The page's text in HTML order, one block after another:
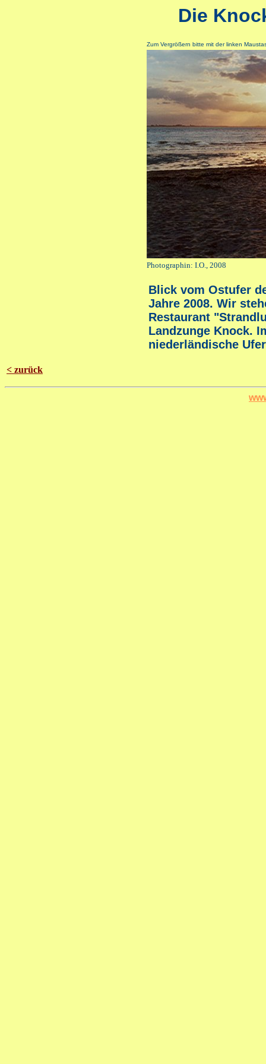
Die
Zum Vergrößern bitte mit der linken
Photographin: I.O., 2008
Blick vom Ostufer
Jahre 2008. Wir
Restaurant
Landzunge Knock.
niederländische
< zurück